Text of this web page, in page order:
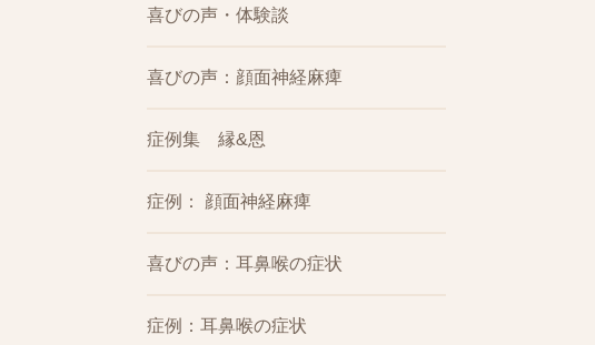
喜びの声・体験談
喜びの声：顔面神経麻痺
症例集 縁&恩
症例： 顔面神経麻痺
喜びの声：耳鼻喉の症状
症例：耳鼻喉の症状